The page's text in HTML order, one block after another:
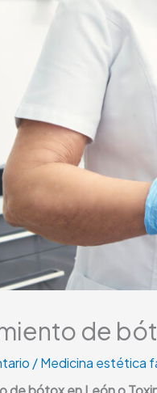
de
/Medicina estética